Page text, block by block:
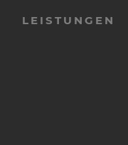
LEISTUNGEN